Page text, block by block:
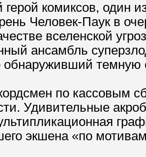
комиксов, один
Человек-Паук в
вселенской
ансамбль
обнаруживший темную
по кассовым
Удивительные
экшена «по